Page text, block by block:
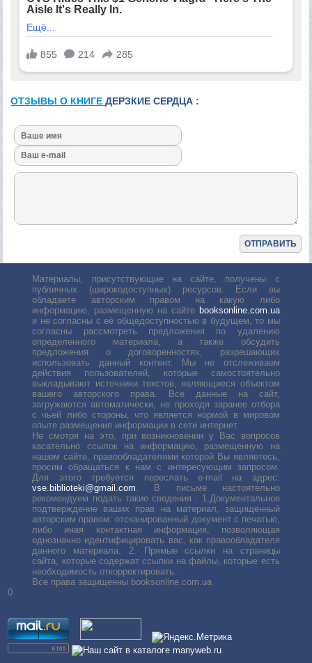
ОТЗЫВЫ О КНИГЕДЕРЗКИЕ СЕРДЦА :
Материалы, присутствующие на сайте, получены с
публичных (широкодоступных) ресурсов. Если вы
обладаете авторским правом на какую либо
информацию, размещенную на сайте booksonline.com.ua
и не согласны с её общедоступностью в будущем, то мы
согласны рассмотреть предложения по удалению
определенного материала, а также обсудить
предложения о договоренностях, разрешающих
использовать данный контент. Мы не отслеживаем
действия пользователей, которые самостоятельно
выкладывают источники текстов, являющиеся объектом
вашего авторского права. Все данные на сайт,
загружаются автоматически, не проходя заранее отбора
с чьей либо стороны, что является нормой в мировом
опыте размещения информации в сети интернет.
Не смотря на это, при возникновении у Вас вопросов
касательно ссылок на информацию, размещенную на
нашем сайте, правообладателями которой Вы являетесь,
просим обращаться к нам с интересующим запросом.
Для этого требуется переслать е-mail на адрес:
vse.biblioteki@gmail.com . В письме настоятельно
рекомендуем подать такие сведения : 1.Документальное
подтверждение ваших прав на материал, защищённый
авторским правом: отсканированный документ с печатью,
либо иная контактная информация, позволяющая
однозначно идентифицировать вас, как правообладателя
данного материала. 2. Прямые ссылки на страницы
сайта, которые содержат ссылки на файлы, которые есть
необходимость откорректировать.
Все права защищенны booksonline.com.ua
0